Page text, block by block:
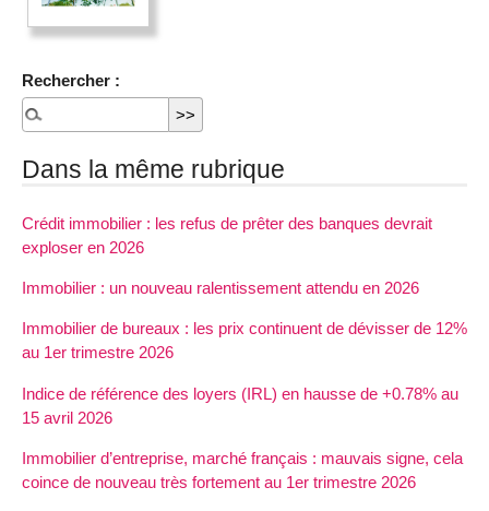
Rechercher :
Dans la même rubrique
Crédit immobilier : les refus de prêter des banques devrait
exploser en 2026
Immobilier : un nouveau ralentissement attendu en 2026
Immobilier de bureaux : les prix continuent de dévisser de 12%
au 1er trimestre 2026
Indice de référence des loyers (IRL) en hausse de +0.78% au
15 avril 2026
Immobilier d’entreprise, marché français : mauvais signe, cela
coince de nouveau très fortement au 1er trimestre 2026